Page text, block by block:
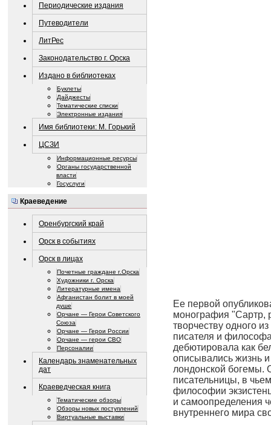
Периодические издания
Путеводители
ЛитРес
Законодательство г. Орска
Издано в библиотеках
Буклеты
Дайджесты
Тематические списки
Электронные издания
Имя библиотеки: М. Горький
ЦСЗИ
Информационные ресурсы
Органы государственной
власти
Госуслуги
Краеведение
Оренбургский край
Орск в событиях
Орск в лицах
Почетные граждане г.Орска
Художники г. Орска
Литературные имена
Афганистан болит в моей
душе
Орчане — Герои Советского
Союза
Орчане — Герои России
Орчане — герои СВО
Персоналии
Календарь знаменательных
дат
Краеведческая книга
Тематические обзоры
Обзоры новых поступлений
Виртуальные выставки
Ее первой
монография "Сартр,
творчеству одного
писателя и
дебютировала как
описывались жизнь
лондонской богемы.
писательницы, в
философии
и самоопределения
внутреннего мира